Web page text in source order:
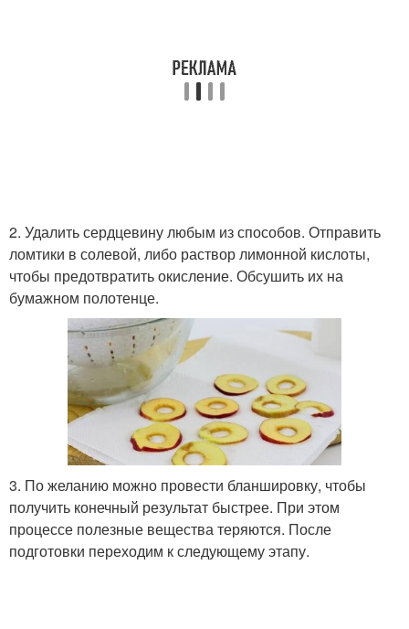
2. Удалить сердцевину любым из способов. Отправить
ломтики в солевой, либо раствор лимонной кислоты,
чтобы предотвратить окисление. Обсушить их на
бумажном полотенце.
3. По желанию можно провести бланшировку, чтобы
получить конечный результат быстрее. При этом
процессе полезные вещества теряются. После
подготовки переходим к следующему этапу.